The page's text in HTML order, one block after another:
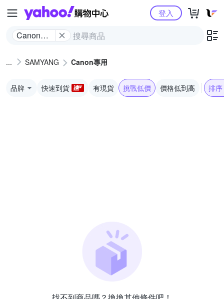
Yahoo購物中心
Canon專
登入
SAMYANG Canon專用
品牌 快速到貨 有現貨 挑戰低價 價格低到高 排序